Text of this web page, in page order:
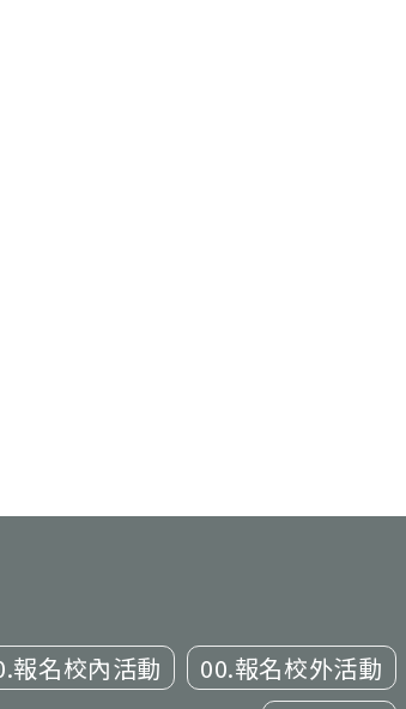
報名校內活動 00.報名校外活動